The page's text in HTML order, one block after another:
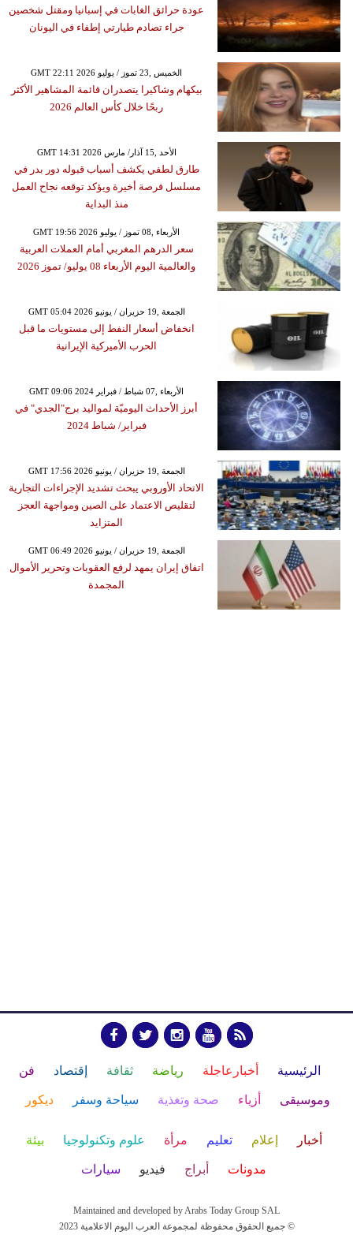
عودة حرائق الغابات في إسبانيا ومقتل شخصين
جراء تصادم طيارتي إطفاء في اليونان
GMT 22:11 2026 الخميس ,23 تموز / يوليو
بيكهام وشاكيرا يتصدران قائمة المشاهير الأكثر
ربحًا خلال كأس العالم 2026
GMT 14:31 2026 الأحد ,15 آذار/ مارس
طارق لطفي يكشف أسباب قبوله دور بدر في
مسلسل فرصة أخيرة ويؤكد توقعه نجاح العمل
منذ البداية
GMT 19:56 2026 الأربعاء ,08 تموز / يوليو
سعر الدرهم المغربي أمام العملات العربية
والعالمية اليوم الأربعاء 08 يوليو/ تموز 2026
GMT 05:04 2026 الجمعة ,19 حزيران / يونيو
انخفاض أسعار النفط إلى مستويات ما قبل
الحرب الأميركية الإيرانية
GMT 09:06 2024 الأربعاء ,07 شباط / فبراير
أبرز الأحداث اليوميّة لمواليد برج"الجدي" في
فبراير/ شباط 2024
GMT 17:56 2026 الجمعة ,19 حزيران / يونيو
الاتحاد الأوروبي يبحث تشديد الإجراءات التجارية
لتقليص الاعتماد على الصين ومواجهة العجز
المتزايد
GMT 06:49 2026 الجمعة ,19 حزيران / يونيو
اتفاق إيران يمهد لرفع العقوبات وتحرير الأموال
المجمدة
الرئيسية أخبارعاجلة رياضة ثقافة إقتصاد فن
وموسيقى أزياء صحة وتغذية سياحة وسفر ديكور
أخبار إعلام تعليم مرأة علوم وتكنولوجيا بيئة
مدونات أبراج فيديو سيارات
Maintained and developed by Arabs Today Group SAL
جميع الحقوق محفوظة لمجموعة العرب اليوم الاعلامية 2023 ©